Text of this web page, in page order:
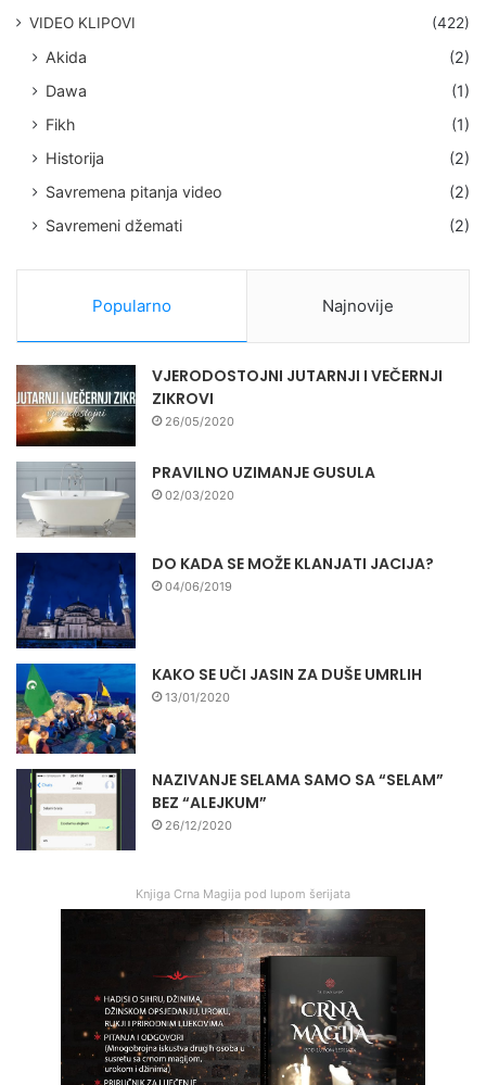
VIDEO KLIPOVI
(422)
Akida
(2)
Dawa
(1)
Fikh
(1)
Historija
(2)
Savremena pitanja video
(2)
Savremeni džemati
(2)
Popularno Najnovije
VJERODOSTOJNI JUTARNJI I VEČERNJI
ZIKROVI
26/05/2020
PRAVILNO UZIMANJE GUSULA
02/03/2020
DO KADA SE MOŽE KLANJATI JACIJA?
04/06/2019
KAKO SE UČI JASIN ZA DUŠE UMRLIH
13/01/2020
NAZIVANJE SELAMA SAMO SA “SELAM”
BEZ “ALEJKUM”
26/12/2020
Knjiga Crna Magija pod lupom šerijata